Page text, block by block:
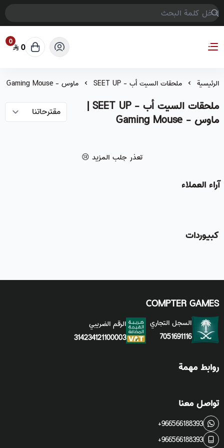
COMPTER GAMES
0 0
الرئيسية ملحقات السيت أب - SEET UP ماوس - Gaming Mouse
ملحقات السيت أب - SEET UP |
ماوس - Gaming Mouse
تعذر جلب المزيد 😢
آراء العملاء
كبيوردات
COMPTER GAMES
السجل التجاري
7051691116
الرقم الضريبي
314234121100003
روابط مهمة
تواصل معنا
+966566188393
+966566188393